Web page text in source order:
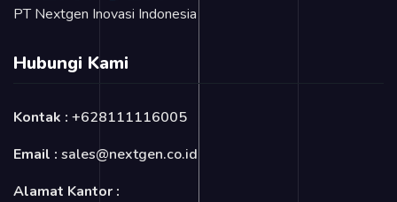
PT Nextgen Inovasi Indonesia
Hubungi Kami
Kontak : +628111116005
Email : sales@nextgen.co.id
Alamat Kantor :